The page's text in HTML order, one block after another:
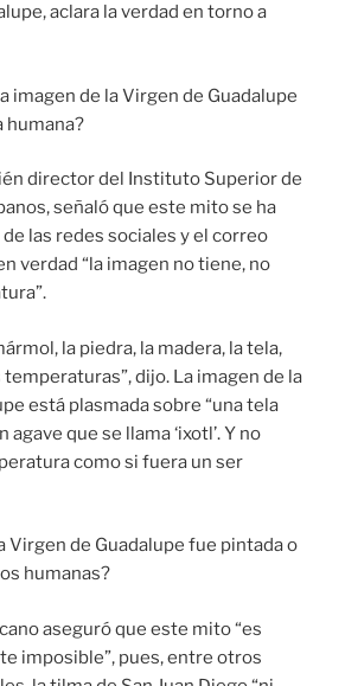
aclara la verdad en torno a
imagen de la Virgen de Guadalupe
director del Instituto Superior de
señaló que este mito se ha
las redes sociales y el correo
verdad “la imagen no tiene, no
la piedra, la madera, la tela,
dijo. La imagen de la
está plasmada sobre “una tela
agave que se llama ‘ixotl’. Y no
como si fuera un ser
Virgen de Guadalupe fue pintada o
humanas?
aseguró que este mito “es
imposible”, pues, entre otros